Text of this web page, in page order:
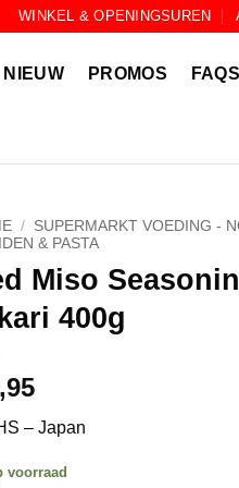
WINKEL & OPENINGSUREN
NIEUW PROMOS FAQS
/ SUPERMARKT VOEDING -
& PASTA
Miso
400g
– Japan
voorraad